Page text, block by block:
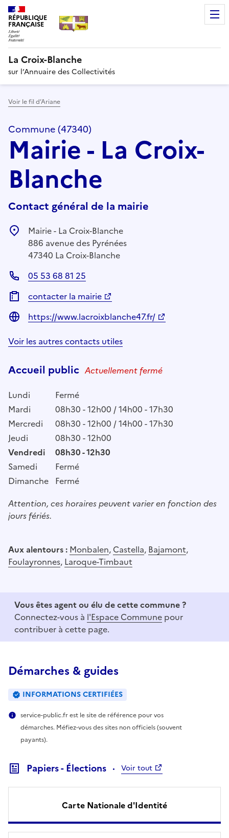
RÉPUBLIQUE
FRANÇAISE
La Croix-Blanche
sur l’Annuaire des Collectivités
Voir le fil d’Ariane
Commune (47340)
Mairie - La Croix-
Blanche
Contact général de la mairie
Mairie - La Croix-Blanche
886 avenue des Pyrénées
47340 La Croix-Blanche
05 53 68 81 25
contacter la mairie
https://www.lacroixblanche47.fr/
Voir les autres contacts utiles
Accueil public Actuellement fermé
Lundi
Fermé
Mardi
08h30 - 12h00 / 14h00 - 17h30
Mercredi
08h30 - 12h00 / 14h00 - 17h30
Jeudi
08h30 - 12h00
Vendredi
08h30 - 12h30
Samedi
Fermé
Dimanche Fermé
Attention, ces horaires peuvent varier en fonction des
jours fériés.
Aux alentours : Monbalen, Castella, Bajamont,
Foulayronnes, Laroque-Timbaut
Vous êtes agent ou élu de cette commune ?
Connectez-vous à l'Espace Commune pour
contribuer à cette page.
Démarches & guides
INFORMATIONS CERTIFIÉES
service-public.fr est le site de référence pour vos
démarches. Méfiez-vous des sites non officiels (souvent
payants).
Papiers - Élections Voir tout
Carte Nationale d'Identité